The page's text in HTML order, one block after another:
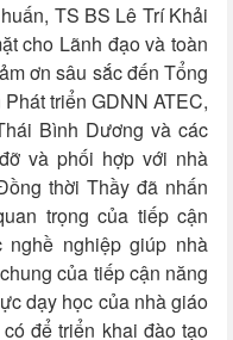
TS BS Lê Trí Khải
cho Lãnh đạo và toàn
ơn sâu sắc đến Tổng
triển GDNN ATEC,
Bình Dương và các
và phối hợp với nhà
thời Thầy đã nhấn
trọng của tiếp cận
nghiệp giúp nhà
của tiếp cận năng
dạy học của nhà giáo
để triển khai đào tạo